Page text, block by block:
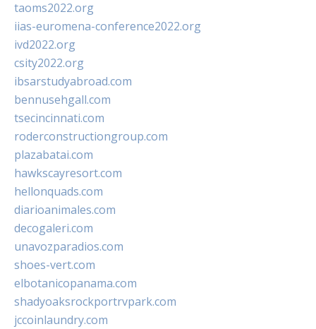
taoms2022.org
iias-euromena-conference2022.org
ivd2022.org
csity2022.org
ibsarstudyabroad.com
bennusehgall.com
tsecincinnati.com
roderconstructiongroup.com
plazabatai.com
hawkscayresort.com
hellonquads.com
diarioanimales.com
decogaleri.com
unavozparadios.com
shoes-vert.com
elbotanicopanama.com
shadyoaksrockportrvpark.com
jccoinlaundry.com